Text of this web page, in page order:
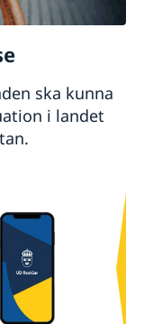
ska kunna
i landet